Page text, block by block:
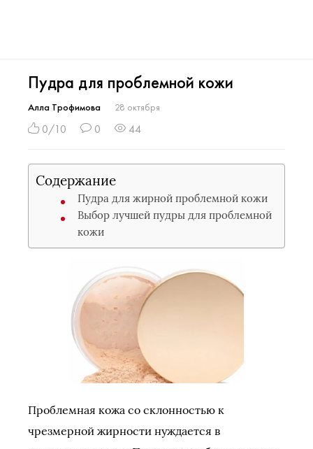
Пудра для проблемной кожи
Алла Трофимова 28 октября
0/10 0 44
Содержание
Пудра для жирной проблемной кожи
Выбор лучшей пудры для проблемной
кожи
Проблемная кожа со склонностью к
чрезмерной жирности нуждается в